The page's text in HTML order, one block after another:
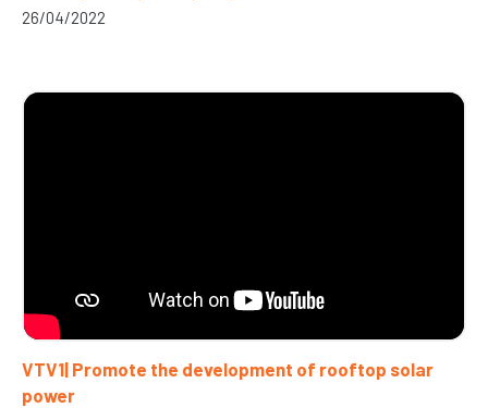
26/04/2022
VTV1| Promote the development of rooftop solar
power